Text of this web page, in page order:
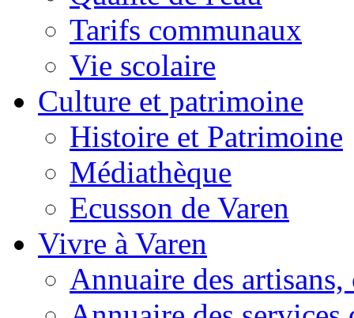
Tarifs communaux
Vie scolaire
Culture et patrimoine
Histoire et Patrimoine
Médiathèque
Ecusson de Varen
Vivre à Varen
Annuaire des